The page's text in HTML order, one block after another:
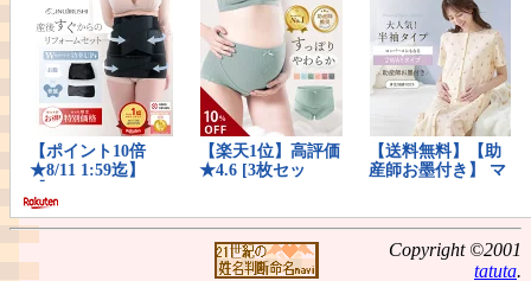
Copyright ©2001
tatuta.